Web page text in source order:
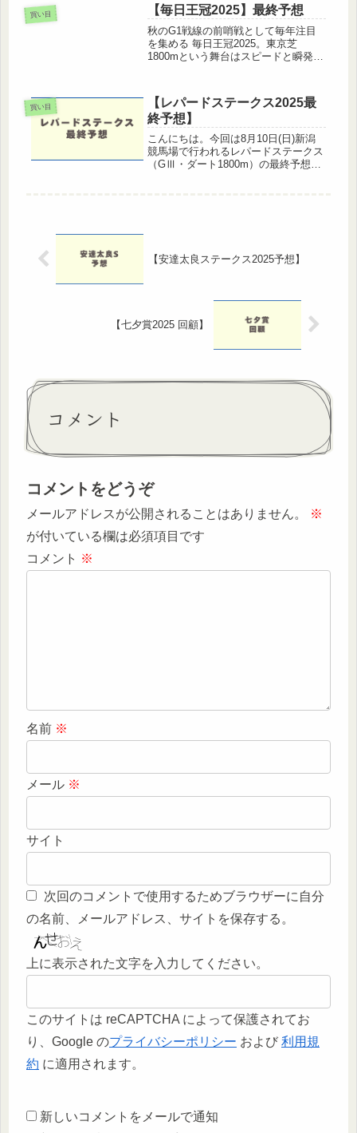
目までを一気にお届けします。過去傾
向から見る重要ファクターまずは過...
買い目 【毎日王冠2025】最終予想
秋のG1戦線の前哨戦として毎年注目
を集める 毎日王冠2025。東京芝
1800mという舞台はスピードと瞬発力
開・調教内容を踏まえた最終予想をお
届けします。🏇 レース傾向とポイ...
買い目
【レパードステークス2025最
終予想】
こんにちは。今回は8月10日(日)新潟
競馬場で行われるレパードステークス
（GⅢ・ダート1800m）の最終予想を
【安達太良ステークス2025予想】
【七夕賞2025 回顧】
コメント
コメントをどうぞ
メールアドレスが公開されることはありません。
※
が付いている欄は必須項目です
コメント ※
名前 ※
メール ※
サイト
次回のコメントで使用するためブラウザーに自分
の名前、メールアドレス、サイトを保存する。
上に表示された文字を入力してください。
このサイトは reCAPTCHA によって保護されてお
り、Google のプライバシーポリシー および 利用規
約 に適用されます。
新しいコメントをメールで通知